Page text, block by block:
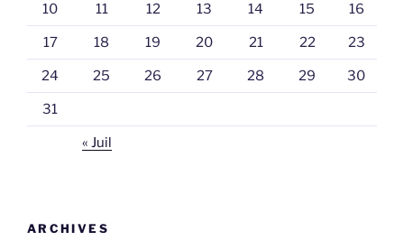
10 11 12 13 14 15 16
17 18 19 20 21 22 23
24 25 26 27 28 29 30
31
« Juil
ARCHIVES